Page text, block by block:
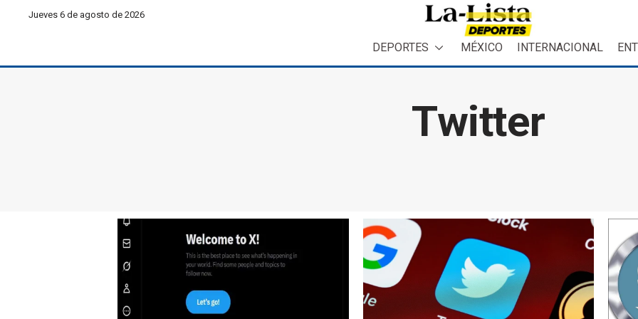
Jueves 6 de agosto de 2026
DEPORTES MÉXICO INTERNACIONAL
Twitter